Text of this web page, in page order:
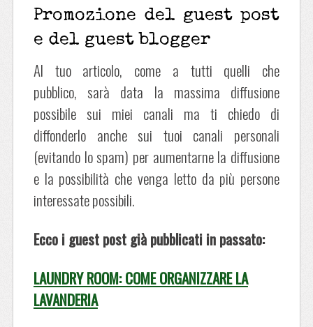
Promozione del guest post
e del guest blogger
Al tuo articolo, come a tutti quelli che
pubblico, sarà data la massima diffusione
possibile sui miei canali ma ti chiedo di
diffonderlo anche sui tuoi canali personali
(evitando lo spam) per aumentarne la diffusione
e la possibilità che venga letto da più persone
interessate possibili.
Ecco i guest post già pubblicati in passato:
LAUNDRY ROOM: COME ORGANIZZARE LA
LAVANDERIA